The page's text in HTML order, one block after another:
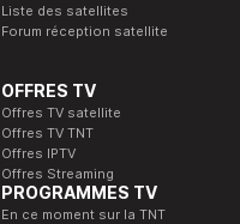
Liste des satellites
Forum réception satellite
OFFRES TV
Offres TV satellite
Offres TV TNT
Offres IPTV
Offres Streaming
PROGRAMMES TV
En ce moment sur la TNT